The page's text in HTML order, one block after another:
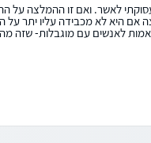
לאשר. ואם זו ההמלצה על
אם היא לא מכבידה עליו יתר על
לאנשים עם מוגבלות- שזה